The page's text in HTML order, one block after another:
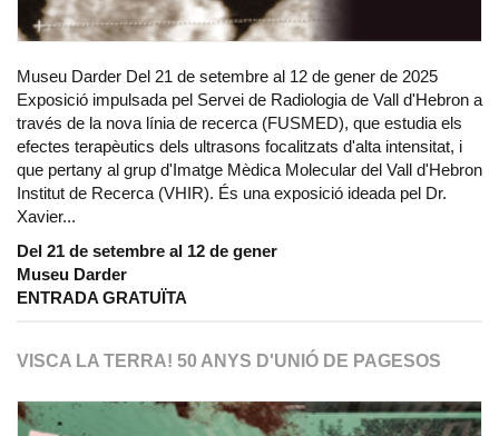
Museu Darder Del 21 de setembre al 12 de gener de 2025
Exposició impulsada pel Servei de Radiologia de Vall d'Hebron a
través de la nova línia de recerca (FUSMED), que estudia els
efectes terapèutics dels ultrasons focalitzats d'alta intensitat, i
que pertany al grup d'Imatge Mèdica Molecular del Vall d'Hebron
Institut de Recerca (VHIR). És una exposició ideada pel Dr.
Xavier...
Del 21 de setembre al 12 de gener
Museu Darder
ENTRADA GRATUÏTA
VISCA LA TERRA! 50 ANYS D'UNIÓ DE PAGESOS